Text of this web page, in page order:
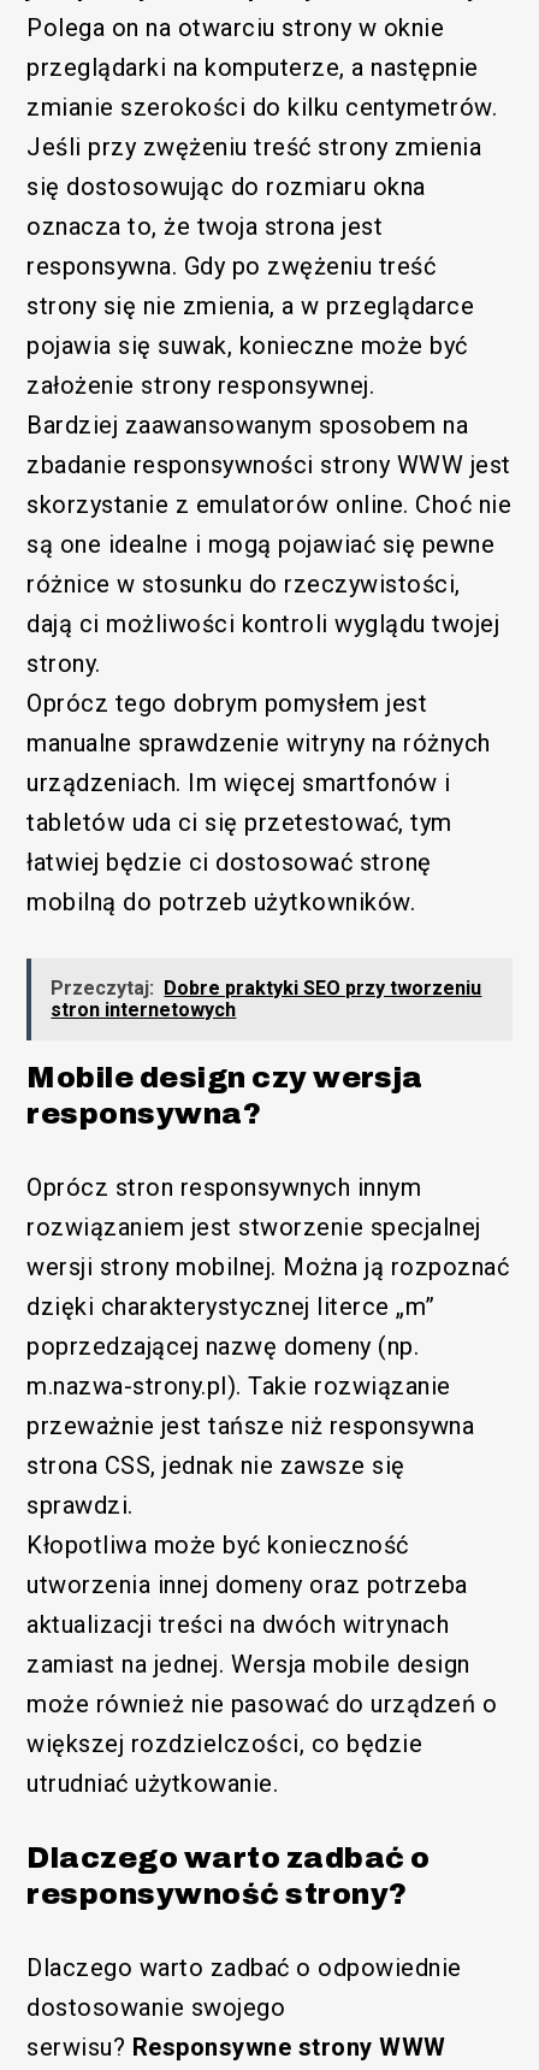
Polega on na otwarciu strony w oknie
przeglądarki na komputerze, a następnie
zmianie szerokości do kilku centymetrów.
Jeśli przy zwężeniu treść strony zmienia
się dostosowując do rozmiaru okna
oznacza to, że twoja strona jest
responsywna. Gdy po zwężeniu treść
strony się nie zmienia, a w przeglądarce
pojawia się suwak, konieczne może być
założenie strony responsywnej.
Bardziej zaawansowanym sposobem na
zbadanie responsywności strony WWW jest
skorzystanie z emulatorów online. Choć nie
są one idealne i mogą pojawiać się pewne
różnice w stosunku do rzeczywistości,
dają ci możliwości kontroli wyglądu twojej
strony.
Oprócz tego dobrym pomysłem jest
manualne sprawdzenie witryny na różnych
urządzeniach. Im więcej smartfonów i
tabletów uda ci się przetestować, tym
łatwiej będzie ci dostosować stronę
mobilną do potrzeb użytkowników.
Przeczytaj: Dobre praktyki SEO przy tworzeniu
stron internetowych
Mobile design czy wersja
responsywna?
Oprócz stron responsywnych innym
rozwiązaniem jest stworzenie specjalnej
wersji strony mobilnej. Można ją rozpoznać
dzięki charakterystycznej literce „m”
poprzedzającej nazwę domeny (np.
m.nazwa-strony.pl). Takie rozwiązanie
przeważnie jest tańsze niż responsywna
strona CSS, jednak nie zawsze się
sprawdzi.
Kłopotliwa może być konieczność
utworzenia innej domeny oraz potrzeba
aktualizacji treści na dwóch witrynach
zamiast na jednej. Wersja mobile design
może również nie pasować do urządzeń o
większej rozdzielczości, co będzie
utrudniać użytkowanie.
Dlaczego warto zadbać o
responsywność strony?
Dlaczego warto zadbać o odpowiednie
dostosowanie swojego
serwisu? Responsywne strony WWW